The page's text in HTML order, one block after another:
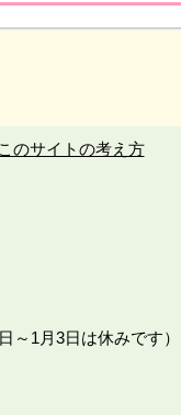
このサイトの考え方
1月3日は休みです）